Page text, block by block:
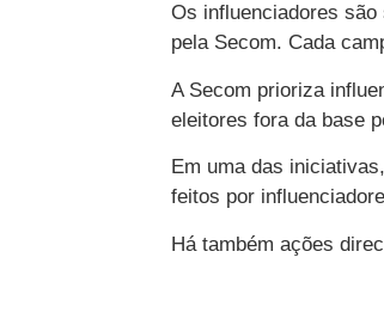
Os influenciadores
pela Secom. Cada
A Secom prioriza
eleitores fora da base
Em uma das
feitos por
Há também ações